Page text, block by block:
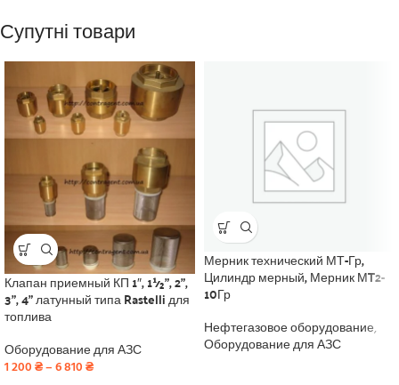
Супутні товари
Клапан приемный КП 1″, 1½”, 2”,
3”, 4” латунный типа Rastelli для
топлива
Оборудование для АЗС
1 200₴–6 810₴
Мерник технический МТ-Гр,
Цилиндр мерный, Мерник МT2-
10Гр
Нефтегазовое оборудование,
Оборудование для АЗС